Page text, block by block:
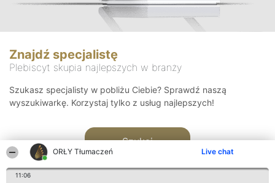
ORŁY Tłumaczeń Live chat
11:06
Znajdź specjalistę
Plebiscyt skupia najlepszych w branży
Szukasz specjalisty w pobliżu Ciebie? Sprawdź naszą
wyszukiwarkę. Korzystaj tylko z usług najlepszych!
Szukaj